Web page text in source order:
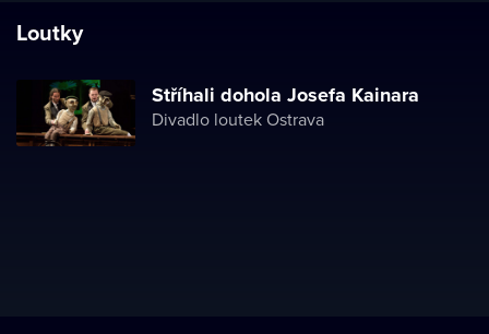
Loutky
Stříhali dohola Josefa Kainara
Divadlo loutek Ostrava